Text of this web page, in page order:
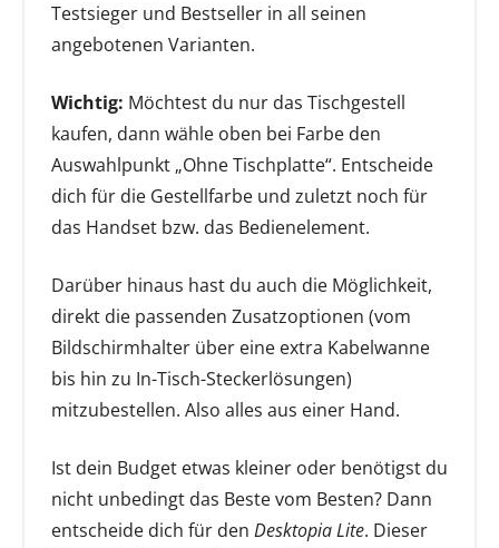
Testsieger und Bestseller in all seinen
angebotenen Varianten.
Wichtig: Möchtest du nur das Tischgestell
kaufen, dann wähle oben bei Farbe den
Auswahlpunkt „Ohne Tischplatte“. Entscheide
dich für die Gestellfarbe und zuletzt noch für
das Handset bzw. das Bedienelement.
Darüber hinaus hast du auch die Möglichkeit,
direkt die passenden Zusatzoptionen (vom
Bildschirmhalter über eine extra Kabelwanne
bis hin zu In-Tisch-Steckerlösungen)
mitzubestellen. Also alles aus einer Hand.
Ist dein Budget etwas kleiner oder benötigst du
nicht unbedingt das Beste vom Besten? Dann
entscheide dich für den Desktopia Lite. Dieser